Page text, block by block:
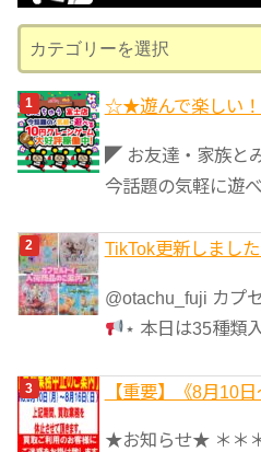
ブ
テ
ゴ
リ
ー
☆★遊んで楽しい！
◤ お友達・家族と
今話題の気軽に遊
TikTok更新しまし
@otachu_fuji カプ
⋆ 本日は35種類
【重要】《8月10
★お知らせ★ ＊＊